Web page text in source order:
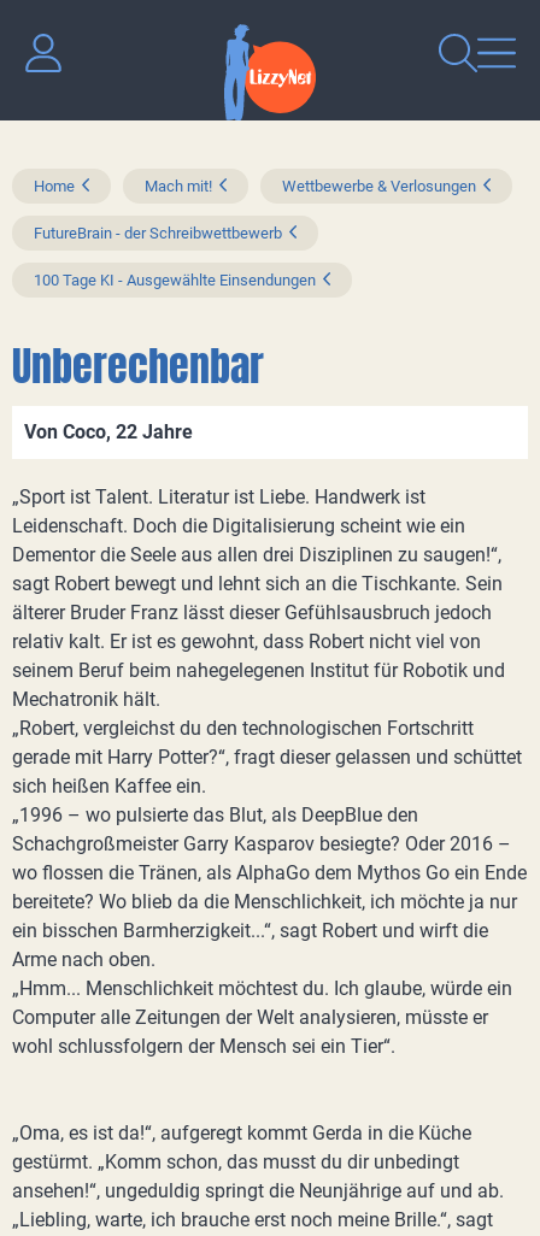
Home Mach mit! Wettbewerbe & Verlosungen
FutureBrain - der Schreibwettbewerb
100 Tage KI - Ausgewählte Einsendungen
Unberechenbar
Von Coco, 22 Jahre
„Sport ist Talent. Literatur ist Liebe. Handwerk ist
Leidenschaft. Doch die Digitalisierung scheint wie ein
Dementor die Seele aus allen drei Disziplinen zu saugen!“,
sagt Robert bewegt und lehnt sich an die Tischkante. Sein
älterer Bruder Franz lässt dieser Gefühlsausbruch jedoch
relativ kalt. Er ist es gewohnt, dass Robert nicht viel von
seinem Beruf beim nahegelegenen Institut für Robotik und
Mechatronik hält.
„Robert, vergleichst du den technologischen Fortschritt
gerade mit Harry Potter?“, fragt dieser gelassen und schüttet
sich heißen Kaffee ein.
„1996 – wo pulsierte das Blut, als DeepBlue den
Schachgroßmeister Garry Kasparov besiegte? Oder 2016 –
wo flossen die Tränen, als AlphaGo dem Mythos Go ein Ende
bereitete? Wo blieb da die Menschlichkeit, ich möchte ja nur
ein bisschen Barmherzigkeit...“, sagt Robert und wirft die
Arme nach oben.
„Hmm... Menschlichkeit möchtest du. Ich glaube, würde ein
Computer alle Zeitungen der Welt analysieren, müsste er
wohl schlussfolgern der Mensch sei ein Tier“.
„Oma, es ist da!“, aufgeregt kommt Gerda in die Küche
gestürmt. „Komm schon, das musst du dir unbedingt
ansehen!“, ungeduldig springt die Neunjährige auf und ab.
„Liebling, warte, ich brauche erst noch meine Brille.“, sagt